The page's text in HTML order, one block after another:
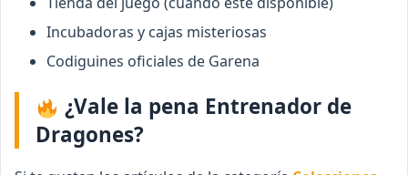
Incubadoras y cajas misteriosas
Codiguines oficiales de Garena
¿Vale la pena Entrenador de
Dragones?